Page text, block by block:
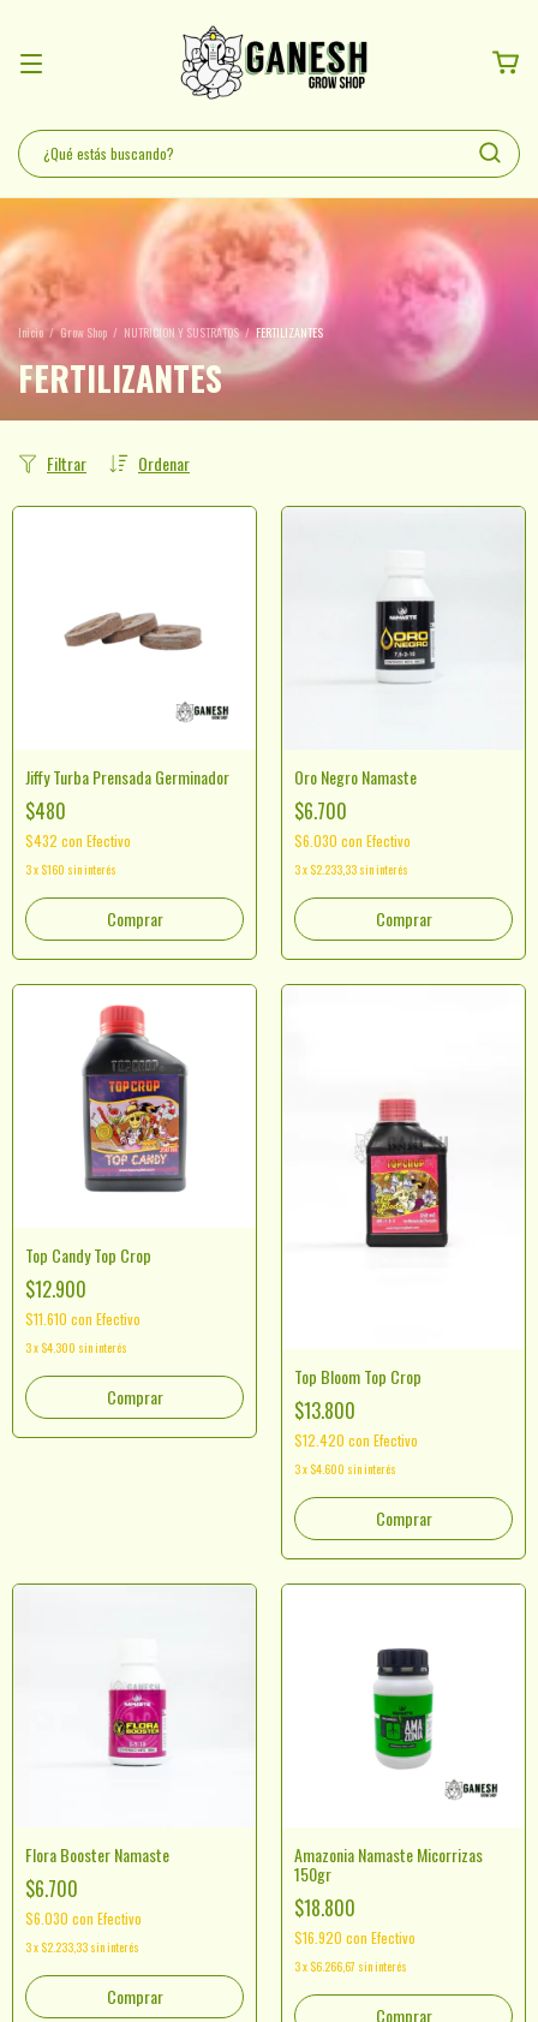
Inicio / Grow Shop / NUTRICION Y SUSTRATOS / FERTILIZANTES
FERTILIZANTES
Ordenar
Filtrar
Jiffy Turba Prensada Germinador
$480
$432 con Efectivo
3x $160 sin interés
Oro Negro Namaste
$6.700
$6.030 con Efectivo
3x $2.233,33 sin interés
Comprar
Top Candy Top Crop
$12.900
$11.610 con Efectivo
3x $4.300 sin interés
Comprar
Top Bloom Top Crop
$13.800
$12.420 con Efectivo
3x $4.600 sin interés
Comprar
Flora Booster Namaste
$6.700
$6.030 con Efectivo
3x $2.233,33 sin interés
Comprar
Amazonia Namaste Micorrizas
150gr
$18.800
$16.920 con Efectivo
3x $6.266,67 sin interés